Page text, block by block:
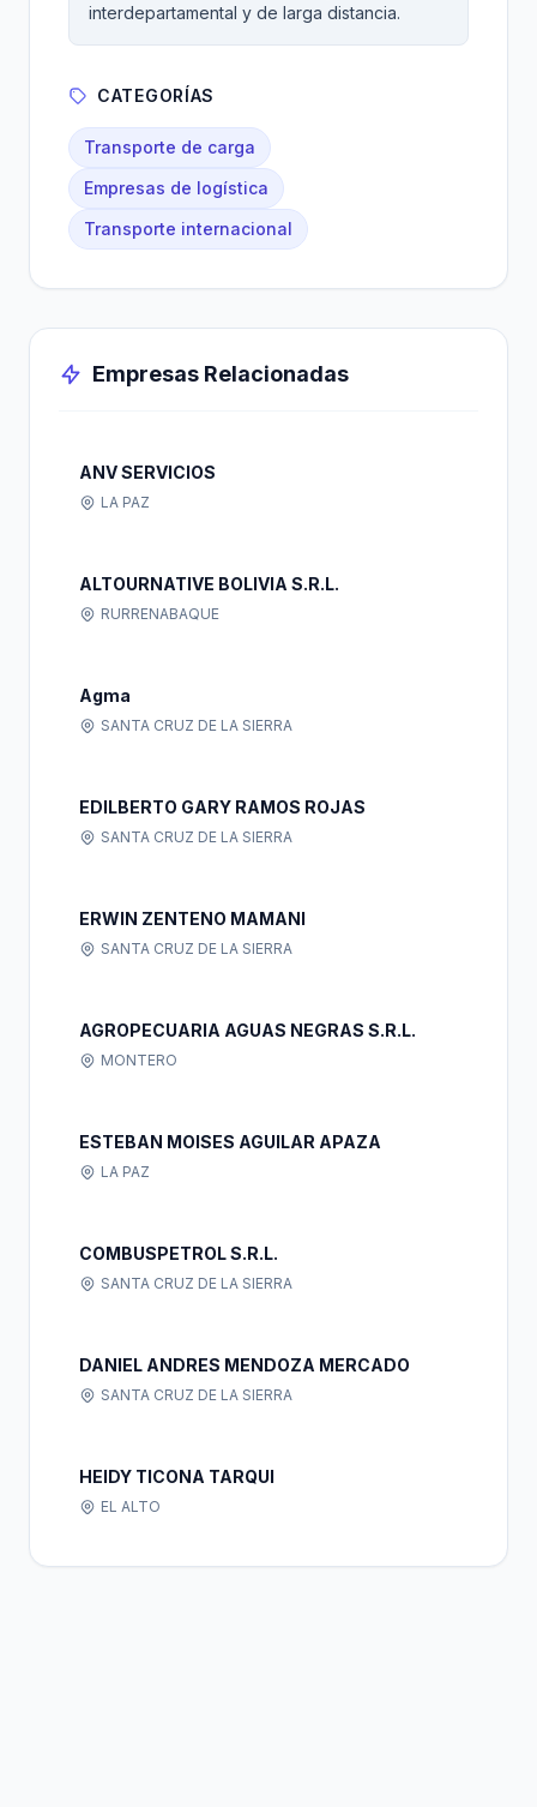
interdepartamental y de larga distancia.
CATEGORÍAS
Transporte de carga
Empresas de logística
Transporte internacional
Empresas Relacionadas
ANV SERVICIOS
LA PAZ
ALTOURNATIVE BOLIVIA S.R.L.
RURRENABAQUE
Agma
SANTA CRUZ DE LA SIERRA
EDILBERTO GARY RAMOS ROJAS
SANTA CRUZ DE LA SIERRA
ERWIN ZENTENO MAMANI
SANTA CRUZ DE LA SIERRA
AGROPECUARIA AGUAS NEGRAS S.R.L.
MONTERO
ESTEBAN MOISES AGUILAR APAZA
LA PAZ
COMBUSPETROL S.R.L.
SANTA CRUZ DE LA SIERRA
DANIEL ANDRES MENDOZA MERCADO
SANTA CRUZ DE LA SIERRA
HEIDY TICONA TARQUI
EL ALTO